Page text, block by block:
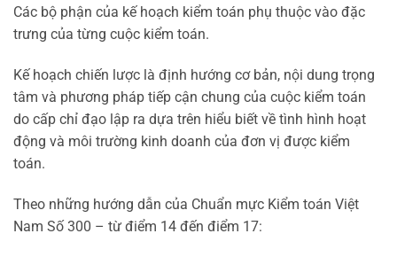
Các bộ phận của kế hoạch kiểm toán phụ thuộc vào đặc
trưng của từng cuộc kiểm toán.
Kế hoạch chiến lược là định hướng cơ bản, nội dung trọng
tâm và phương pháp tiếp cận chung của cuộc kiểm toán
do cấp chỉ đạo lập ra dựa trên hiểu biết về tình hình hoạt
động và môi trường kinh doanh của đơn vị được kiểm
toán.
Theo những hướng dẫn của Chuẩn mực Kiểm toán Việt
Nam Số 300 – từ điểm 14 đến điểm 17: